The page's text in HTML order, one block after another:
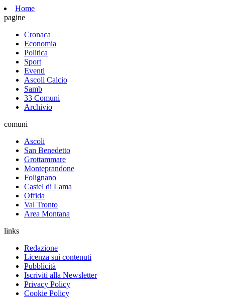
Home
pagine
Cronaca
Economia
Politica
Sport
Eventi
Ascoli Calcio
Samb
33 Comuni
Archivio
comuni
Ascoli
San Benedetto
Grottammare
Monteprandone
Folignano
Castel di Lama
Offida
Val Tronto
Area Montana
links
Redazione
Licenza sui contenuti
Pubblicità
Iscriviti alla Newsletter
Privacy Policy
Cookie Policy